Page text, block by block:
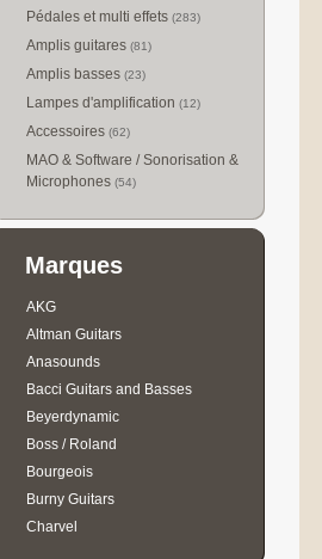
Pédales et multi effets (283)
Amplis guitares (81)
Amplis basses (23)
Lampes d'amplification (12)
Accessoires (62)
MAO & Software / Sonorisation &
Microphones (54)
Marques
AKG
Altman Guitars
Anasounds
Bacci Guitars and Basses
Beyerdynamic
Boss / Roland
Bourgeois
Burny Guitars
Charvel